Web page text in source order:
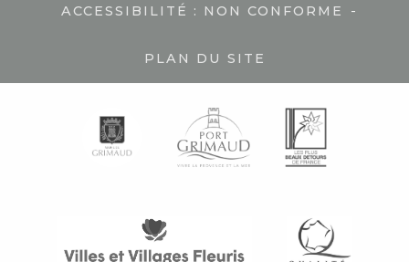
ACCESSIBILITÉ : NON CONFORME -
PLAN DU SITE